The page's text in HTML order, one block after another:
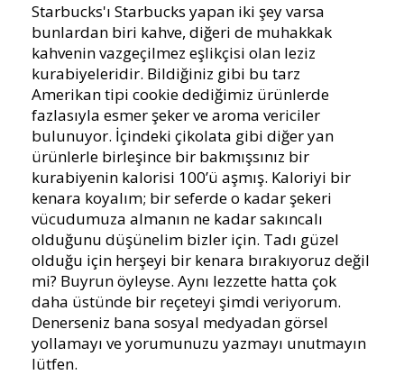
Starbucks'ı Starbucks yapan iki şey varsa
bunlardan biri kahve, diğeri de muhakkak
kahvenin vazgeçilmez eşlikçisi olan leziz
kurabiyeleridir. Bildiğiniz gibi bu tarz
Amerikan tipi cookie dediğimiz ürünlerde
fazlasıyla esmer şeker ve aroma vericiler
bulunuyor. İçindeki çikolata gibi diğer yan
ürünlerle birleşince bir bakmışsınız bir
kurabiyenin kalorisi 100’ü aşmış. Kaloriyi bir
kenara koyalım; bir seferde o kadar şekeri
vücudumuza almanın ne kadar sakıncalı
olduğunu düşünelim bizler için. Tadı güzel
olduğu için herşeyi bir kenara bırakıyoruz değil
mi? Buyrun öyleyse. Aynı lezzette hatta çok
daha üstünde bir reçeteyi şimdi veriyorum.
Denerseniz bana sosyal medyadan görsel
yollamayı ve yorumunuzu yazmayı unutmayın
lütfen.